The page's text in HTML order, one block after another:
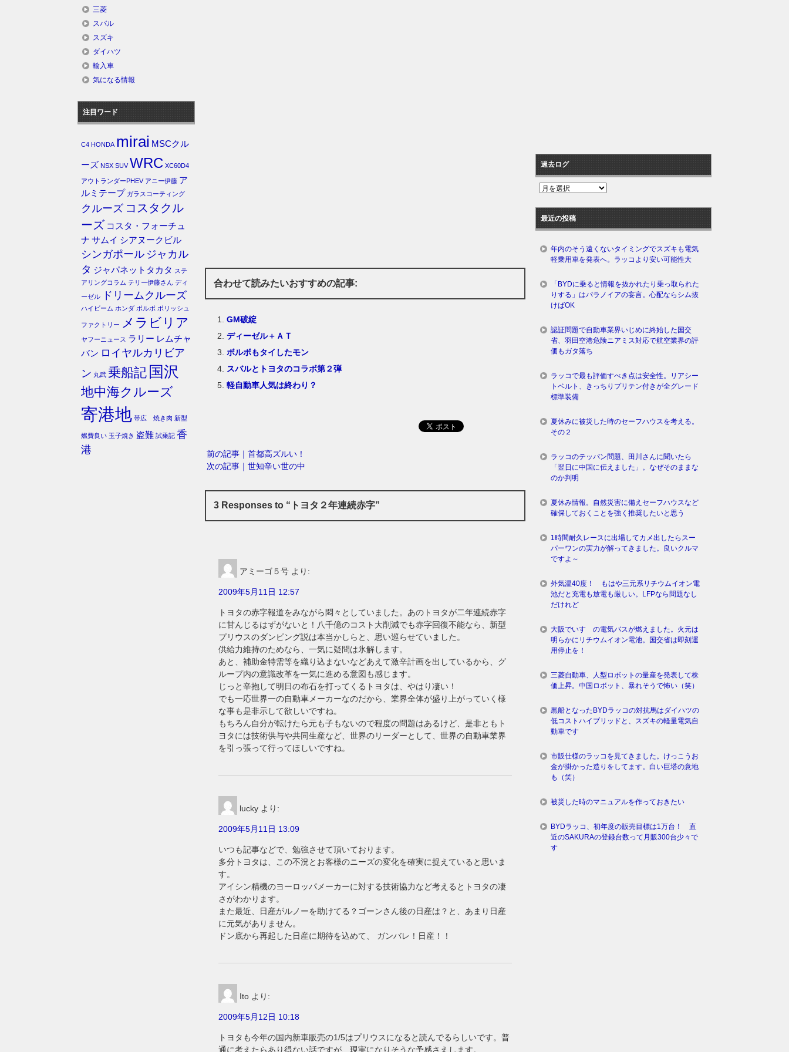
合わせて読みたいおすすめの記事:
GM破綻
ディーゼル＋ＡＴ
ボルボもタイしたモン
スバルとトヨタのコラボ第２弾
軽自動車人気は終わり？
前の記事｜首都高ズルい！
次の記事｜世知辛い世の中
3 Responses to “トヨタ２年連続赤字”
アミーゴ５号 より:
2009年5月11日 12:57
トヨタの赤字報道をみながら悶々としていました。あのトヨタが二年連続赤字
に甘んじるはずがないと！八千億のコスト大削減でも赤字回復不能なら、新型
プリウスのダンピング説は本当かしらと、思い巡らせていました。
供給力維持のためなら、一気に疑問は氷解します。
あと、補助金特需等を織り込まないなどあえて激辛計画を出しているから、グ
ループ内の意識改革を一気に進める意図も感じます。
じっと辛抱して明日の布石を打ってくるトヨタは、やはり凄い！
でも一応世界一の自動車メーカーなのだから、業界全体が盛り上がっていく様
な事も是非示して欲しいですね。
もちろん自分が転けたら元も子もないので程度の問題はあるけど、是非ともト
ヨタには技術供与や共同生産など、世界のリーダーとして、世界の自動車業界
を引っ張って行ってほしいですね。
lucky より:
2009年5月11日 13:09
いつも記事などで、勉強させて頂いております。
多分トヨタは、この不況とお客様のニーズの変化を確実に捉えていると思いま
す。
アイシン精機のヨーロッパメーカーに対する技術協力など考えるとトヨタの凄
さがわかります。
また最近、日産がルノーを助けてる？ゴーンさん後の日産は？と、あまり日産
に元気がありません。
ドン底から再起した日産に期待を込めて、 ガンバレ！日産！！
Ito より:
2009年5月12日 10:18
トヨタも今年の国内新車販売の1/5はプリウスになると読んでるらしいです。普
通に考えたらあり得ない話ですが、現実になりそうな予感さえします。
三菱
スバル
スズキ
ダイハツ
輸入車
気になる情報
注目ワード
C4 HONDA mirai MSCクル
ーズ NSX SUV WRC XC60D4
アウトランダーPHEV アニー伊藤 ア
ルミテープ ガラスコーティング
クルーズ コスタクル
ーズ コスタ・フォーチュ
ナ サムイ シアヌークビル
シンガポール ジャカル
タ ジャパネットタカタ ステ
アリングコラム テリー伊藤さん ディ
ーゼル
ドリームクルーズ
ハイビーム ホンダ ボルボ ポリッシュ
ファクトリー メラビリア
ヤフーニュース ラリー レムチャ
バン ロイヤルカリビア
ン 丸武 乗船記 国沢
地中海クルーズ
寄港地 帯広 焼き肉 新型
燃費良い 玉子焼き 盗難 試乗記 香
港
過去ログ
過
ロ
グ
最近の投稿
年内のそう遠くないタイミングでスズキも電気
軽乗用車を発表へ。ラッコより安い可能性大
「BYDに乗ると情報を抜かれたり乗っ取られた
りする」はパラノイアの妄言。心配ならシム抜
けばOK
認証問題で自動車業界いじめに終始した国交
省、羽田空港危険ニアミス対応で航空業界の評
価もガタ落ち
ラッコで最も評価すべき点は安全性。リアシー
トベルト、きっちりプリテン付きが全グレード
標準装備
夏休みに被災した時のセーフハウスを考える。
その２
ラッコのテッパン問題、田川さんに聞いたら
「翌日に中国に伝えました」。なぜそのままな
のか判明
夏休み情報。自然災害に備えセーフハウスなど
確保しておくことを強く推奨したいと思う
1時間耐久レースに出場してカメ出したらスー
パーワンの実力が解ってきました。良いクルマ
ですよ～
外気温40度！ もはや三元系リチウムイオン電
池だと充電も放電も厳しい。LFPなら問題なし
だけれど
大阪でいすゞの電気バスが燃えました。火元は
明らかにリチウムイオン電池。国交省は即刻運
用停止を！
三菱自動車、人型ロボットの量産を発表して株
価上昇。中国ロボット、暴れそうで怖い（笑）
黒船となったBYDラッコの対抗馬はダイハツの
低コストハイブリッドと、スズキの軽量電気自
動車です
市販仕様のラッコを見てきました。けっこうお
金が掛かった造りをしてます。白い巨塔の意地
も（笑）
被災した時のマニュアルを作っておきたい
BYDラッコ、初年度の販売目標は1万台！ 直
近のSAKURAの登録台数って月販300台少々で
す